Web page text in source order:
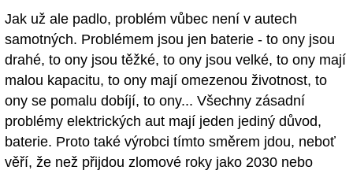
Jak už ale padlo, problém vůbec není v autech
samotných. Problémem jsou jen baterie - to ony jsou
drahé, to ony jsou těžké, to ony jsou velké, to ony mají
malou kapacitu, to ony mají omezenou životnost, to
ony se pomalu dobíjí, to ony... Všechny zásadní
problémy elektrických aut mají jeden jediný důvod,
baterie. Proto také výrobci tímto směrem jdou, neboť
věří, že než přijdou zlomové roky jako 2030 nebo